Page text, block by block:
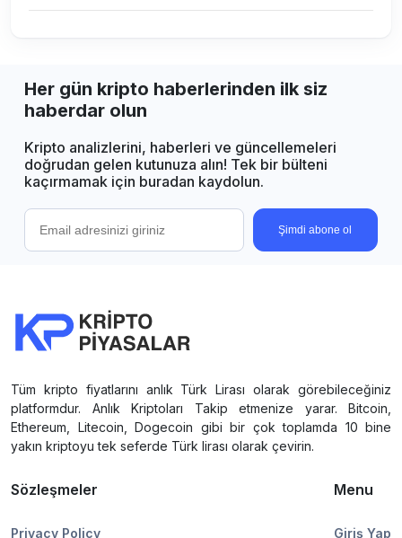
Her gün kripto haberlerinden ilk siz
haberdar olun
Kripto analizlerini, haberleri ve güncellemeleri
doğrudan gelen kutunuza alın! Tek bir bülteni
kaçırmamak için buradan kaydolun.
Şimdi abone ol
Tüm kripto fiyatlarını anlık Türk Lirası olarak görebileceğiniz
platformdur. Anlık Kriptoları Takip etmenize yarar. Bitcoin,
Ethereum, Litecoin, Dogecoin gibi bir çok toplamda 10 bine
yakın kriptoyu tek seferde Türk lirası olarak çevirin.
Sözleşmeler
Privacy Policy
Menu
Giriş Yap